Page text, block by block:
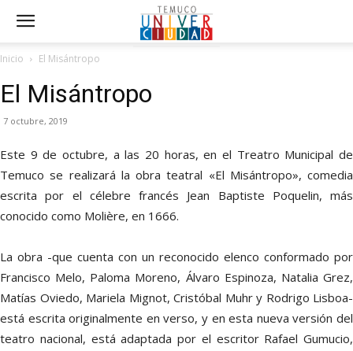
Inicio El Misántropo
El Misántropo
7 octubre, 2019
Este 9 de octubre, a las 20 horas, en el Treatro Municipal de
Temuco se realizará la obra teatral «El Misántropo», comedia
escrita por el célebre francés Jean Baptiste Poquelin, más
conocido como Molière, en 1666.
La obra -que cuenta con un reconocido elenco conformado por
Francisco Melo, Paloma Moreno, Álvaro Espinoza, Natalia Grez,
Matías Oviedo, Mariela Mignot, Cristóbal Muhr y Rodrigo Lisboa-
está escrita originalmente en verso, y en esta nueva versión del
teatro nacional, está adaptada por el escritor Rafael Gumucio,